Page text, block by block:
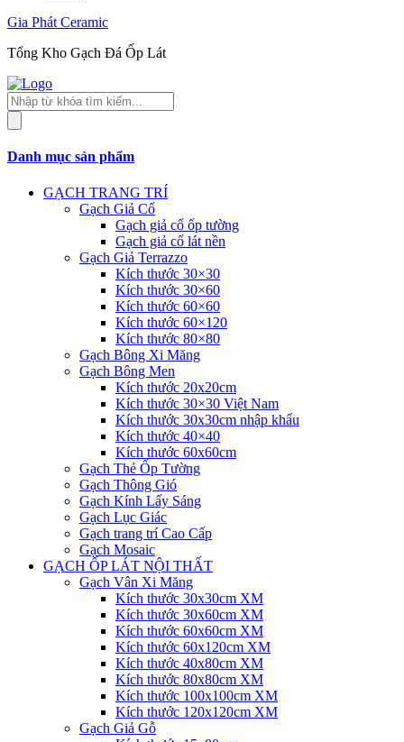
Gia Phát Ceramic
Tổng Kho Gạch Đá Ốp Lát
Tìm
kiếm
sản
Danh mục sản phẩm
GẠCH TRANG TRÍ
Gạch Giả Cổ
Gạch giả cổ ốp tường
Gạch giả cổ lát nền
Gạch Giả Terrazzo
Kích thước 30×30
Kích thước 30×60
Kích thước 60×60
Kích thước 60×120
Kích thước 80×80
Gạch Bông Xi Măng
Gạch Bông Men
Kích thước 20x20cm
Kích thước 30×30 Việt Nam
Kích thước 30x30cm nhập khẩu
Kích thước 40×40
Kích thước 60x60cm
Gạch Thẻ Ốp Tường
Gạch Thông Gió
Gạch Kính Lấy Sáng
Gạch Lục Giác
Gạch trang trí Cao Cấp
Gạch Mosaic
GẠCH ỐP LÁT NỘI THẤT
Gạch Vân Xi Măng
Kích thước 30x30cm XM
Kích thước 30x60cm XM
Kích thước 60x60cm XM
Kích thước 60x120cm XM
Kích thước 40x80cm XM
Kích thước 80x80cm XM
Kích thước 100x100cm XM
Kích thước 120x120cm XM
Gạch Giả Gỗ